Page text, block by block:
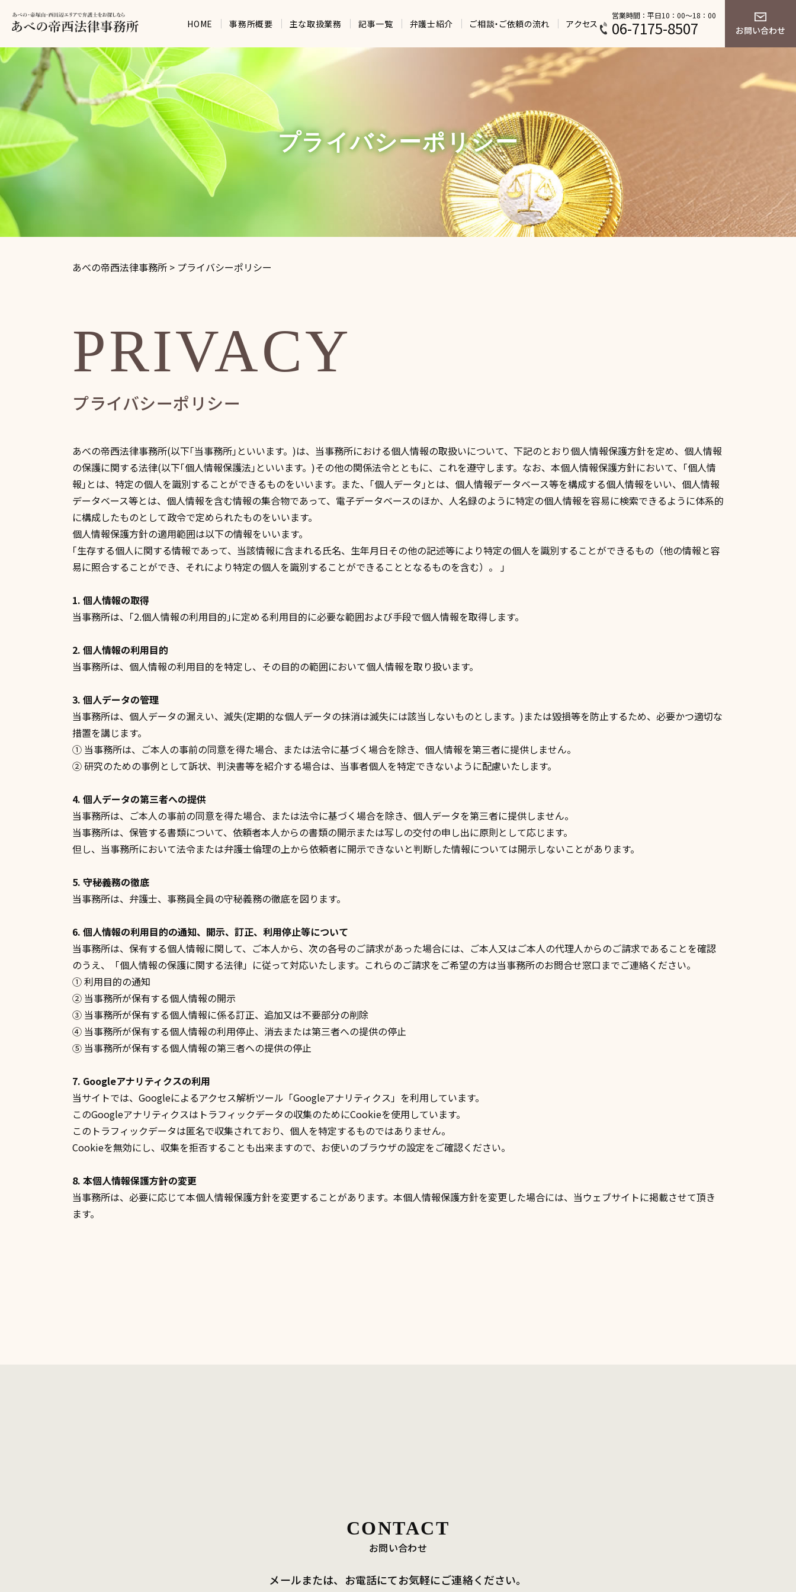
営業時間：平日10：00～18：00
06-7175-8507 お問い合わせ
HOME 事務所概要 主な取扱業務 記事一覧 弁護士紹介 ご相談・ご依頼の流れ アクセス
プライバシーポリシー
あべの帝西法律事務所 > プライバシーポリシー
PRIVACY
プライバシーポリシー
あべの帝西法律事務所(以下｢当事務所｣といいます。)は、当事務所における個人情報の取扱いについて、下記のとおり個人情報保護方針を定め、個人情報
の保護に関する法律(以下｢個人情報保護法｣といいます。)その他の関係法令とともに、これを遵守します。なお、本個人情報保護方針において、｢個人情
報｣とは、特定の個人を識別することができるものをいいます。また、｢個人データ｣とは、個人情報データベース等を構成する個人情報をいい、個人情報
データベース等とは、個人情報を含む情報の集合物であって、電子データベースのほか、人名録のように特定の個人情報を容易に検索できるように体系的
に構成したものとして政令で定められたものをいいます。
個人情報保護方針の適用範囲は以下の情報をいいます。
｢生存する個人に関する情報であって、当該情報に含まれる氏名、生年月日その他の記述等により特定の個人を識別することができるもの（他の情報と容
易に照合することができ、それにより特定の個人を識別することができることとなるものを含む）。 ｣
1. 個人情報の取得
当事務所は、｢2.個人情報の利用目的｣に定める利用目的に必要な範囲および手段で個人情報を取得します。
2. 個人情報の利用目的
当事務所は、個人情報の利用目的を特定し、その目的の範囲において個人情報を取り扱います。
3. 個人データの管理
当事務所は、個人データの漏えい、滅失(定期的な個人データの抹消は滅失には該当しないものとします。)または毀損等を防止するため、必要かつ適切な
措置を講じます。
① 当事務所は、ご本人の事前の同意を得た場合、または法令に基づく場合を除き、個人情報を第三者に提供しません。
② 研究のための事例として訴状、判決書等を紹介する場合は、当事者個人を特定できないように配慮いたします。
4. 個人データの第三者への提供
当事務所は、ご本人の事前の同意を得た場合、または法令に基づく場合を除き、個人データを第三者に提供しません。
当事務所は、保管する書類について、依頼者本人からの書類の開示または写しの交付の申し出に原則として応じます。
但し、当事務所において法令または弁護士倫理の上から依頼者に開示できないと判断した情報については開示しないことがあります。
5. 守秘義務の徹底
当事務所は、弁護士、事務員全員の守秘義務の徹底を図ります。
6. 個人情報の利用目的の通知、開示、訂正、利用停止等について
当事務所は、保有する個人情報に関して、ご本人から、次の各号のご請求があった場合には、ご本人又はご本人の代理人からのご請求であることを確認
のうえ、「個人情報の保護に関する法律」に従って対応いたします。これらのご請求をご希望の方は当事務所のお問合せ窓口までご連絡ください。
① 利用目的の通知
② 当事務所が保有する個人情報の開示
③ 当事務所が保有する個人情報に係る訂正、追加又は不要部分の削除
④ 当事務所が保有する個人情報の利用停止、消去または第三者への提供の停止
⑤ 当事務所が保有する個人情報の第三者への提供の停止
7. Googleアナリティクスの利用
当サイトでは、Googleによるアクセス解析ツール「Googleアナリティクス」を利用しています。
このGoogleアナリティクスはトラフィックデータの収集のためにCookieを使用しています。
このトラフィックデータは匿名で収集されており、個人を特定するものではありません。
Cookieを無効にし、収集を拒否することも出来ますので、お使いのブラウザの設定をご確認ください。
8. 本個人情報保護方針の変更
当事務所は、必要に応じて本個人情報保護方針を変更することがあります。本個人情報保護方針を変更した場合には、当ウェブサイトに掲載させて頂き
ます。
CONTACT
お問い合わせ
メールまたは、お電話にてお気軽にご連絡ください。